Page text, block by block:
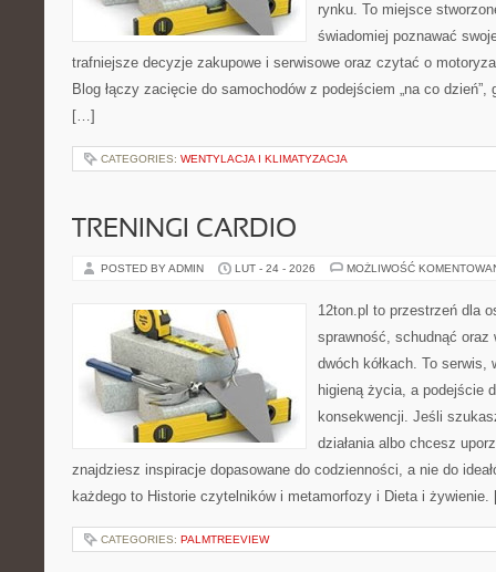
rynku. To miejsce
świadomiej poznawać
trafniejsze decyzje zakupowe i serwisowe oraz czytać o
Blog łączy zacięcie do samochodów z podejściem „na co
[…]
CATEGORIES: WENTYLACJA I KLIMATYZACJA
TRENINGI CARDIO
POSTED BY ADMIN LUT - 24 - 2026 MOŻLIWOŚĆ
12ton.pl to przestrzeń dla
sprawność, schudnąć oraz
dwóch kółkach. To
higieną życia, a podejście
konsekwencji. Jeśli
działania albo chcesz
znajdziesz inspiracje dopasowane do codzienności, a nie do
każdego to Historie czytelników i metamorfozy i Dieta i
CATEGORIES: PALMTREEVIEW